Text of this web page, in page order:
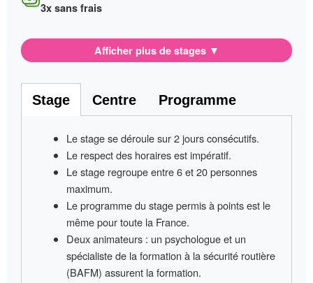
3x sans frais
Afficher plus de stages ▼
Stage Centre Programme
Le stage se déroule sur2 jours consécutifs.
Le respect des horaires est impératif.
Le stage regroupe entre6 et 20 personnes
maximum.
Le programme du stage permis à pointsest le
même pour toute la France.
Deux animateurs: un psychologue et un
spécialiste de la formation à la sécurité routière
(BAFM) assurent la formation.